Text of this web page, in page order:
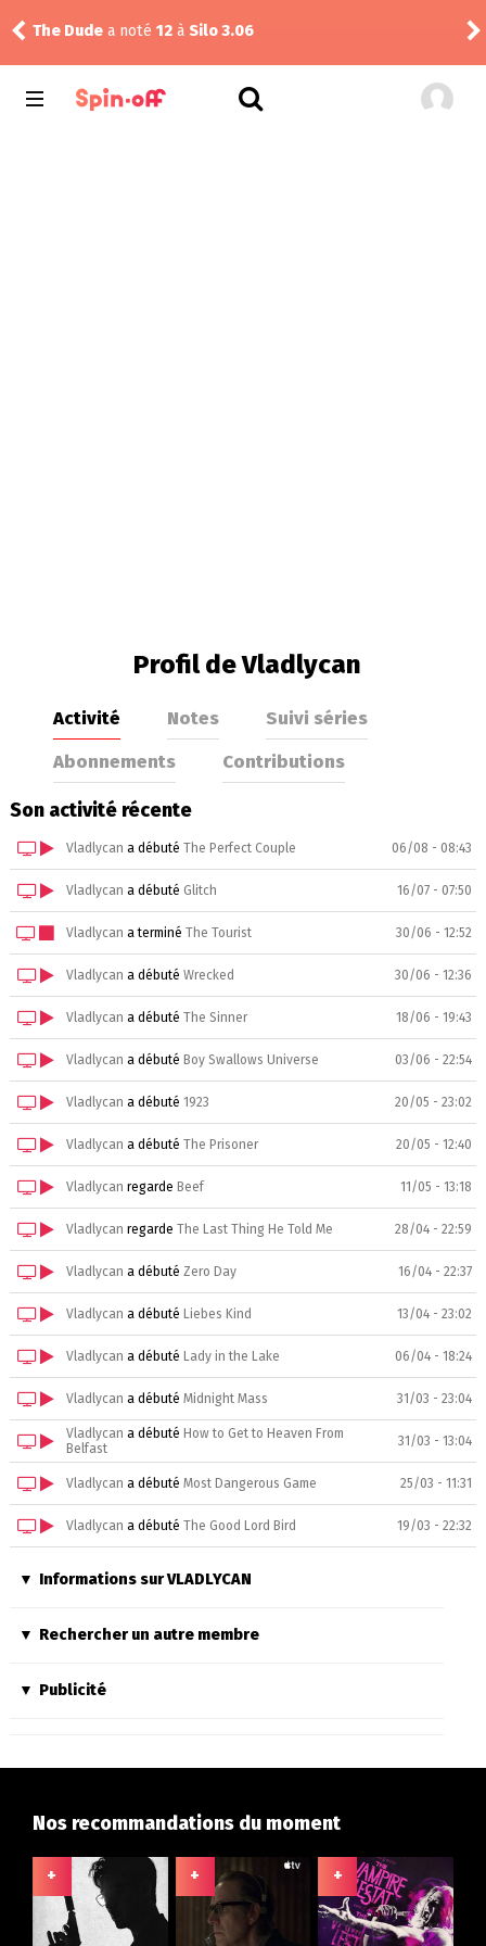
The Dude a noté 12 à Silo 3.06
Profil de Vladlycan
Activité Notes
Suivi séries
Abonnements
Contributions
Son activité récente
Vladlycan a débuté The Perfect Couple 06/08 - 08:43
Vladlycan a débuté Glitch 16/07 - 07:50
Vladlycan a terminé The Tourist 30/06 - 12:52
Vladlycan a débuté Wrecked 30/06 - 12:36
Vladlycan a débuté The Sinner 18/06 - 19:43
Vladlycan a débuté Boy Swallows Universe 03/06 - 22:54
Vladlycan a débuté 1923 20/05 - 23:02
Vladlycan a débuté The Prisoner 20/05 - 12:40
Vladlycan regarde Beef 11/05 - 13:18
Vladlycan regarde The Last Thing He Told Me 28/04 - 22:59
Vladlycan a débuté Zero Day 16/04 - 22:37
Vladlycan a débuté Liebes Kind 13/04 - 23:02
Vladlycan a débuté Lady in the Lake 06/04 - 18:24
Vladlycan a débuté Midnight Mass 31/03 - 23:04
Vladlycan a débuté How to Get to Heaven From
Belfast
31/03 - 13:04
Vladlycan a débuté Most Dangerous Game 25/03 - 11:31
Vladlycan a débuté The Good Lord Bird 19/03 - 22:32
Informations sur VLADLYCAN
Rechercher un autre membre
Publicité
Nos recommandations du moment
+ + +